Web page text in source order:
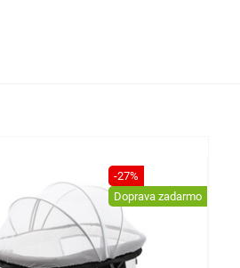
-27%
Doprava zadarmo